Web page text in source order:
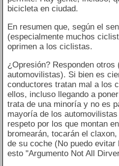
bicicleta en ciudad.
En resumen que, según el
(especialmente muchos
oprimen a los ciclistas.
¿Opresión? Responden otros
automovilistas). Si bien es
conductores tratan mal a los
ellos, incluso llegando a
trata de una minoría y no es
mayoría de los
respeto por los que montan
bromearán, tocarán el
de su coche (No puedo
esto "Argumento Not All